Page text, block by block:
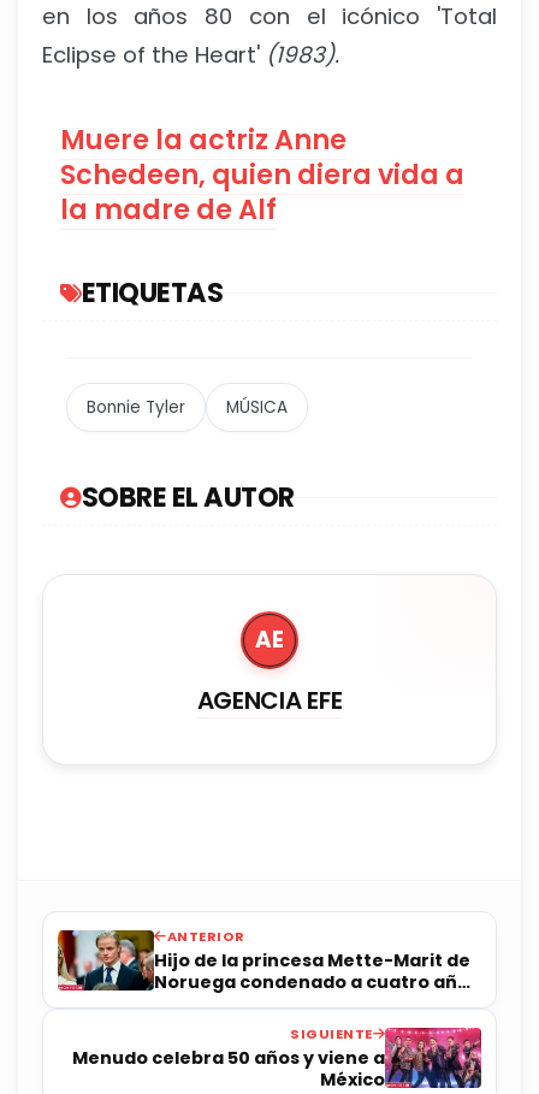
en los años 80 con el icónico 'Total
Eclipse of the Heart' (1983).
Muere la actriz Anne
Schedeen, quien diera vida a
la madre de Alf
ETIQUETAS
Bonnie Tyler MÚSICA
SOBRE EL AUTOR
AE
AGENCIA EFE
ANTERIOR
Hijo de la princesa Mette-Marit de
Noruega condenado a cuatro años
de prisión
SIGUIENTE
Menudo celebra 50 años y viene a
México